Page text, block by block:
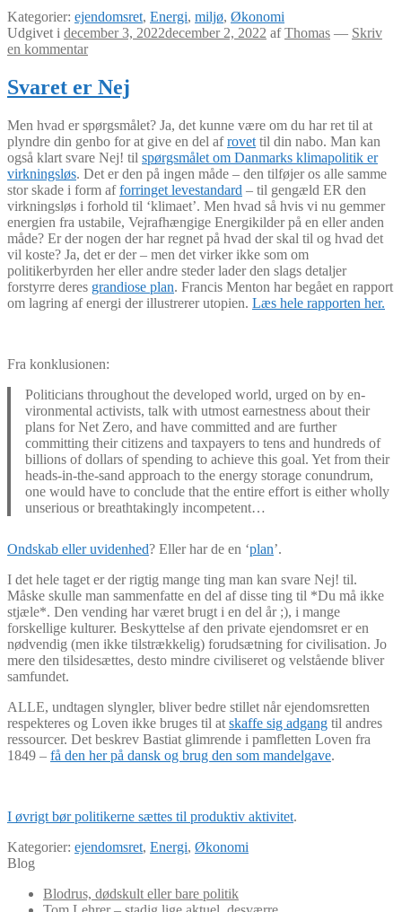
Kategorier: ejendomsret, Energi, miljø, Økonomi
Udgivet i december 3, 2022december 2, 2022 afThomas — Skriv
en kommentar
Svaret er Nej
Men hvad er spørgsmålet? Ja, det kunne være om du har ret til at
plyndre din genbo for at give en del afrovet til din nabo. Man kan
også klart svare Nej! til spørgsmålet om Danmarks klimapolitik er
virkningsløs. Det er den på ingen måde – den tilføjer os alle samme
stor skade i form afforringet levestandard – til gengæld ER den
virkningsløs i forhold til ‘klimaet’. Men hvad så hvis vi nu gemmer
energien fra ustabile, Vejrafhængige Energikilder på en eller anden
måde? Er der nogen der har regnet på hvad der skal til og hvad det
vil koste? Ja, det er der – men det virker ikke som om
politikerbyrden her eller andre steder lader den slags detaljer
forstyrre deres grandiose plan. Francis Menton har begået en rapport
om lagring af energi der illustrerer utopien. Læs hele rapporten her.
Fra konklusionen:
Politicians throughout the developed world, urged on by en-
vironmental activists, talk with utmost earnestness about their
plans for Net Zero, and have committed and are further
committing their citizens and taxpayers to tens and hundreds of
billions of dollars of spending to achieve this goal. Yet from their
heads-in-the-sand approach to the energy storage conundrum,
one would have to conclude that the entire effort is either wholly
unserious or breathtakingly incompetent…
Ondskab eller uvidenhed? Eller har de en ‘plan’.
I det hele taget er der rigtig mange ting man kan svare Nej! til.
Måske skulle man sammenfatte en del af disse ting til *Du må ikke
stjæle*. Den vending har været brugt i en del år ;), i mange
forskellige kulturer. Beskyttelse af den private ejendomsret er en
nødvendig (men ikke tilstrækkelig) forudsætning for civilisation. Jo
mere den tilsidesættes, desto mindre civiliseret og velstående bliver
samfundet.
ALLE, undtagen slyngler, bliver bedre stillet når ejendomsretten
respekteres og Loven ikke bruges til at skaffe sig adgang til andres
ressourcer. Det beskrev Bastiat glimrende i pamfletten Loven fra
1849 – få den her på dansk og brug den som mandelgave.
I øvrigt bør politikerne sættes til produktiv aktivitet.
Kategorier: ejendomsret, Energi, Økonomi
Blog
Blodrus, dødskult eller bare politik